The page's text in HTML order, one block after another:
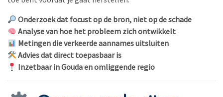
Onderzoek dat focust op de bron, niet op de schade
Analyse van hoe het probleem zich ontwikkelt
Metingen die verkeerde aannames uitsluiten
Advies dat direct toepasbaar is
Inzetbaar in Gouda en omliggende regio